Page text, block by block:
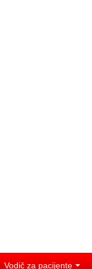
Vodič za pacijente